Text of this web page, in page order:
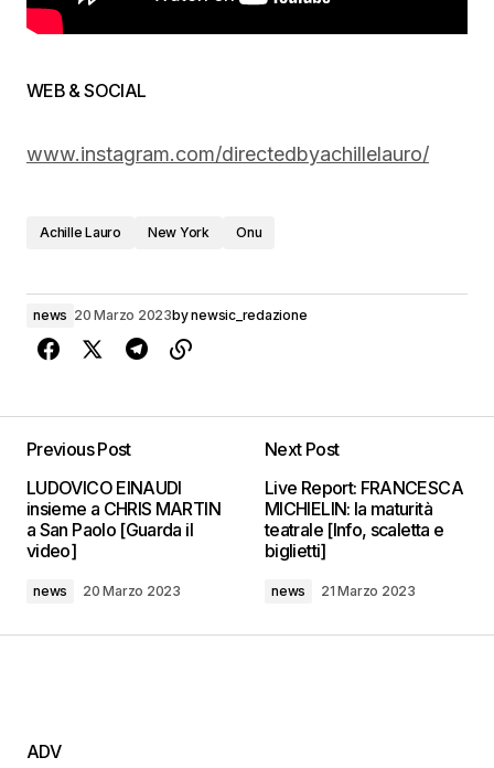
WEB & SOCIAL
www.instagram.com/directedbyachillelauro/
Achille Lauro New York Onu
news 20 Marzo 2023bynewsic_redazione
Previous Post
LUDOVICO EINAUDI
insieme a CHRIS MARTIN
a San Paolo [Guarda il
video]
news 20 Marzo 2023
Next Post
Live Report: FRANCESCA
MICHIELIN: la maturità
teatrale [Info, scaletta e
biglietti]
news 21 Marzo 2023
ADV